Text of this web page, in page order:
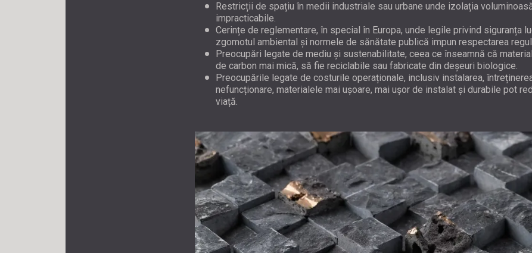
Restricții de spațiu în medii industriale sau urbane unde izolația
impracticabile.
Cerințe de reglementare, în special în Europa, unde legile privind siguranța
zgomotul ambiental și normele de sănătate publică impun respectarea
Preocupări legate de mediu și sustenabilitate, ceea ce înseamnă că
de carbon mai mică, să fie reciclabile sau fabricate din deșeuri biologice.
Preocupările legate de costurile operaționale, inclusiv instalarea,
nefuncționare, materialele mai ușoare, mai ușor de instalat și durabile pot
viață.